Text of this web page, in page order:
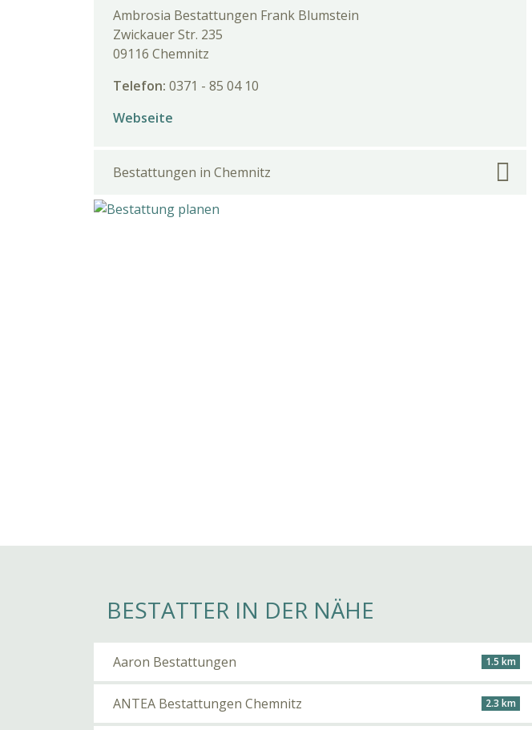
Ambrosia Bestattungen Frank Blumstein
Zwickauer Str. 235
09116 Chemnitz
Telefon: 0371 - 85 04 10
Webseite
Bestattungen in Chemnitz
BESTATTER IN DER NÄHE
Aaron Bestattungen 1.5 km
ANTEA Bestattungen Chemnitz 2.3 km